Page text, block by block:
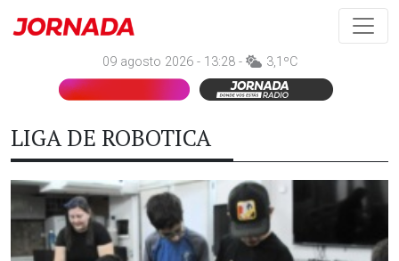
09 agosto 2026 - 13:28 - 3,1ºC
LIGA DE ROBOTICA